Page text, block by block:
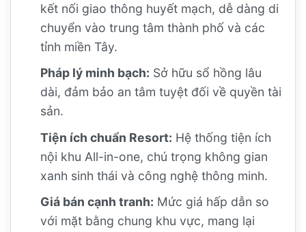
kết nối giao thông huyết mạch, dễ dàng di
chuyển vào trung tâm thành phố và các
tỉnh miền Tây.
Pháp lý minh bạch: Sở hữu sổ hồng lâu
dài, đảm bảo an tâm tuyệt đối về quyền tài
sản.
Tiện ích chuẩn Resort: Hệ thống tiện ích
nội khu All-in-one, chú trọng không gian
xanh sinh thái và công nghệ thông minh.
Giá bán cạnh tranh: Mức giá hấp dẫn so
với mặt bằng chung khu vực, mang lại